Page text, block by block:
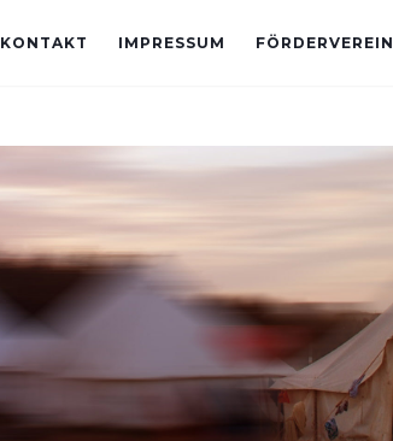
KONTAKT IMPRESSUM FÖRDERVEREIN